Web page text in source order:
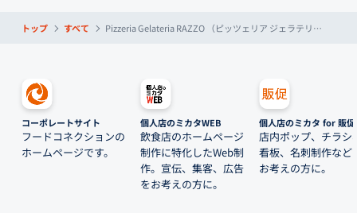
トップ すべて Pizzeria Gelateria RAZZO （ピッツェリア ジェラテリア ラッヅォ）
コーポレートサイト
フードコネクションの
ホームページです。
個人店のミカタWEB
飲食店のホームページ
制作に特化したWeb制
作。宣伝、集客、広告
をお考えの方に。
個人店のミカタ for 販促
店内ポップ、チラシ
看板、名刺制作など
お考えの方に。